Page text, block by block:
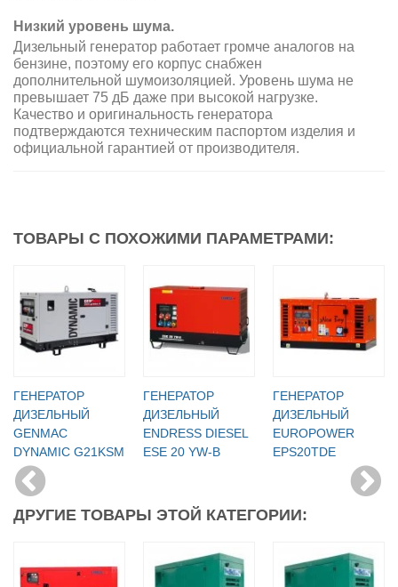
Низкий уровень шума.
Дизельный генератор работает громче аналогов на
бензине, поэтому его корпус снабжен
дополнительной шумоизоляцией. Уровень шума не
превышает 75 дБ даже при высокой нагрузке.
Качество и оригинальность генератора
подтверждаются техническим паспортом изделия и
официальной гарантией от производителя.
ТОВАРЫ С ПОХОЖИМИ ПАРАМЕТРАМИ:
ГЕНЕРАТОР
ДИЗЕЛЬНЫЙ
GENMAC
DYNAMIC G21KSM
ГЕНЕРАТОР
ДИЗЕЛЬНЫЙ
ENDRESS DIESEL
ESE 20 YW-B
ГЕНЕРАТОР
ДИЗЕЛЬНЫЙ
EUROPOWER
EPS20TDE
ДРУГИЕ ТОВАРЫ ЭТОЙ КАТЕГОРИИ: